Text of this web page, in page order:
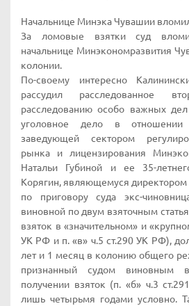
Начальнице Минэка Чувашии
За ломовые взятки суд
начальнице Минэкономразвития
колонии.
По-своему интересно
рассудил расследованное
расследованию особо важных
уголовное дело в
заведующей сектором
рынка и лицензирования
Натальи Губиной и ее 35-
Корягин, являющемуся
по приговору суда экс-
виновной по двум взяточным
взяток в «значительном» и
УК РФ и п. «в» ч.5 ст.290 УК РФ),
лет и 1 месяц в колонию общего
признанный судом виновным
получении взяток (п. «б» ч.3
лишь четырьмя годами условно.